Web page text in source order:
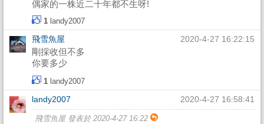
偶家的一株近二十年都不生呀!
1 landy2007
飛雪魚屋 2020-4-27 16:22:15
剛採收但不多
你要多少
1 landy2007
landy2007 2020-4-27 16:58:41
飛雪魚屋 發表於 2020-4-27 16:22